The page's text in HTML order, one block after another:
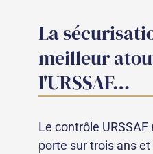
La
meilleur
l'URSSAF…
Le contrôle URSSAF
porte sur trois ans